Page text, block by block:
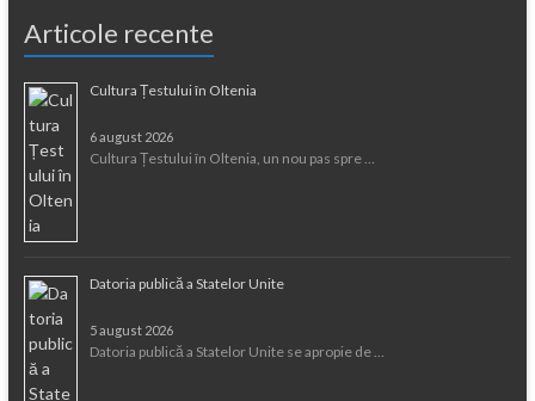
Articole recente
Cultura Țestului în Oltenia
6 august 2026
Cultura Țestului în Oltenia, un nou pas spre …
Datoria publică a Statelor Unite
5 august 2026
Datoria publică a Statelor Unite se apropie de …